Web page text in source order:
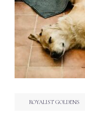
ROYALIST GOLDENS